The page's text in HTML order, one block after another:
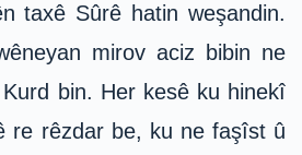
taxê Sûrê hatin weşandin.
mirov aciz bibin ne
bin. Her kesê ku hinekî
re rêzdar be, ku ne faşîst û